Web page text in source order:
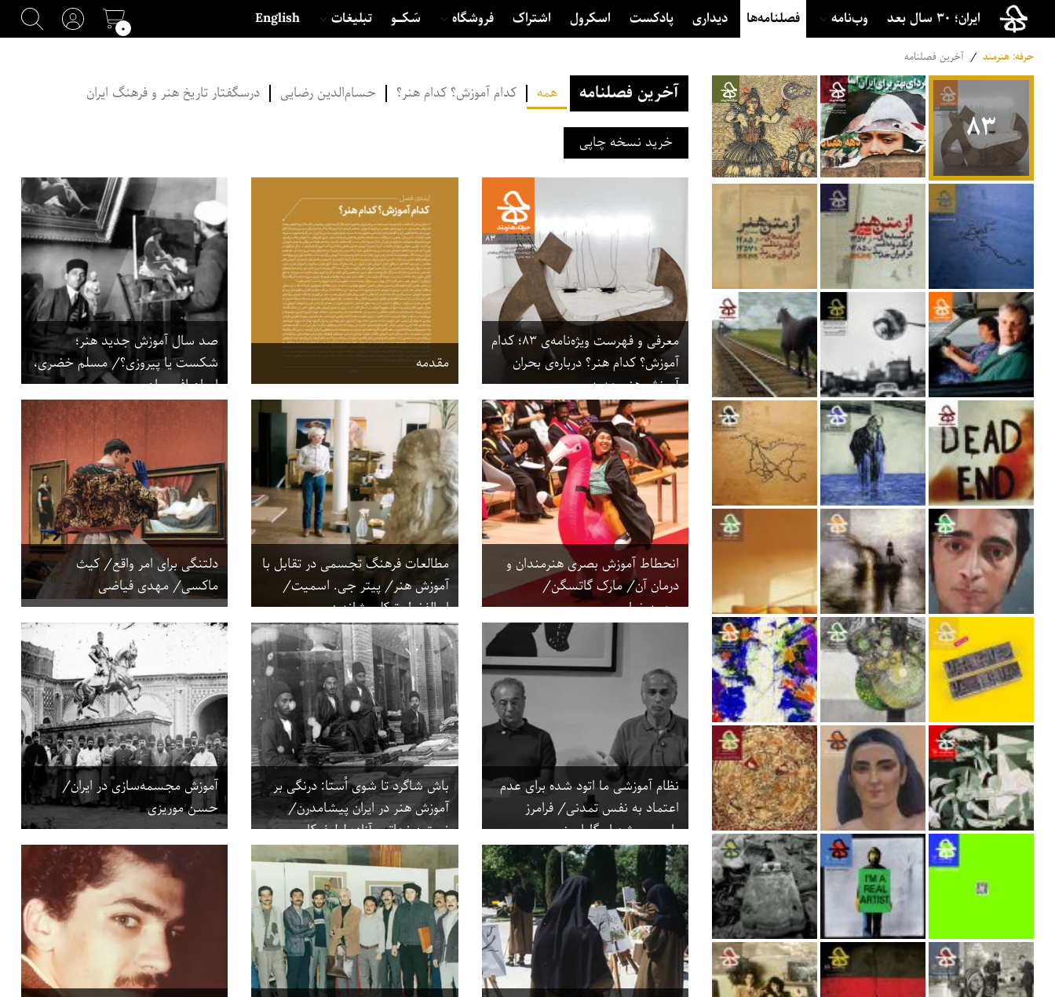
ایران؛ ۳۰ سال بعد وب‌نامه فصلنامه‌ها دیداری پادکست اسکرول اشتراک فروشگاه سَکــــو تبلیغات English
۰
حرفه: هنرمند / آخرین فصلنامه‌
آخرین فصلنامه‌ همه کدام آموزش؟ کدام هنر؟ حسام‌الدین رضایی درسگفتار تاریخ هنر و فرهنگ ایران
خرید نسخه چاپی
معرفی و فهرست ویژه‌نامه‌ی ۸۳؛ کدام
آموزش؟ کدام هنر؟ درباره‌ی بحران
آموزش هنر جدید
مقدمه
صد سال آموزش جدید هنر؛
شکست یا پیروزی؟/ مسلم خضری،
ایمان افسریان
انحطاط آموزش بصری هنرمندان و
درمان آن/ مارک گاتسگن/
محمدرضا ربیعی
مطالعات فرهنگ تجسمی در تقابل با
آموزش هنر/ پیتر جی. اسمیت/
ابوالفضل توکلی شاندیز
دلتنگی برای امر واقع/ کیث
ماکسی/ مهدی فیاضی
نظام آموزشی ما اتود شده برای عدم
اعتماد به نفس تمدنی/ فرامرز
پارسی و شهرام گل‌امینی
باش شاگرد تا شوی اُستا: درنگی بر
آموزش هنر در ایران پیشامدرن/
نسترن نجاتی، آزاده لطیف‌کار
آموزش مجسمه‌سازی در ایران/
حسن موریزی
۸۳